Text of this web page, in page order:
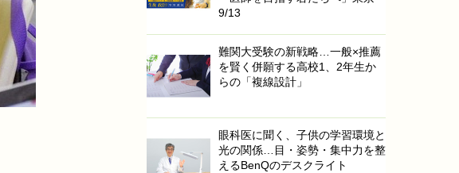
9/13
難関大受験の新戦略…一般×推薦
を賢く併願する高校1、2年生か
らの「複線設計」
眼科医に聞く、子供の学習環境と
光の関係…目・姿勢・集中力を整
えるBenQのデスクライト